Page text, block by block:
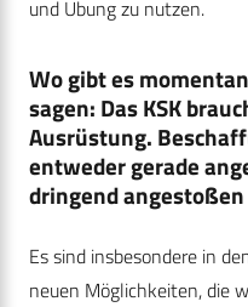
und Übung zu nutzen.
Wo gibt es
sagen: Das KSK
Ausrüstung.
entweder gerade
dringend
Es sind insbesondere in
neuen Möglichkeiten, die